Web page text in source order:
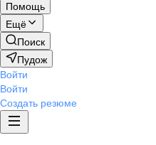
Помощь
Ещё
Поиск
Пудож
Войти
Войти
Создать резюме